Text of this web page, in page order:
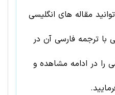
مقاله های انگلیسی
با ترجمه فارسی آن در
را در ادامه مشاهده و